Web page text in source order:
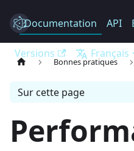
Electron
Documentation API
Versions Français
Bonnes pratiques
Sur cette page